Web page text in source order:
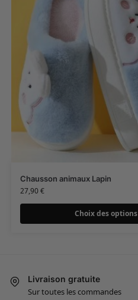
Chausson animaux Lapin
27,90€
Choix des options
Livraison gratuite
Sur toutes les commandes